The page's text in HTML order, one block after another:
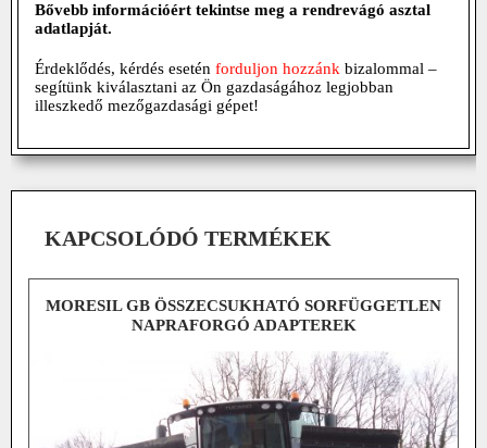
Bővebb információért tekintse meg a rendrevágó asztal
adatlapját.
Érdeklődés, kérdés esetén forduljon hozzánk bizalommal –
segítünk kiválasztani az Ön gazdaságához legjobban
illeszkedő mezőgazdasági gépet!
KAPCSOLÓDÓ TERMÉKEK
MORESIL GB ÖSSZECSUKHATÓ SORFÜGGETLEN
NAPRAFORGÓ ADAPTEREK